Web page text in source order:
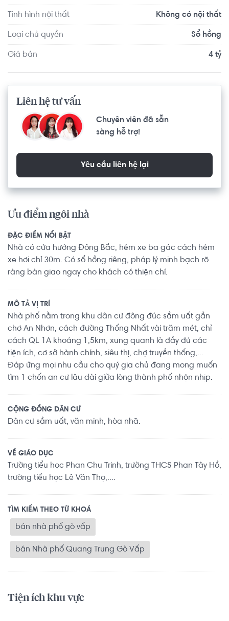
Tình hình nội thất Không có nội thất
Loại chủ quyền Sổ hồng
Giá bán 4 tỷ
Liên hệ tư vấn
Chuyên viên đã sẵn
sàng hỗ trợ!
Yêu cầu liên hệ lại
Ưu điểm ngôi nhà
ĐẶC ĐIỂM NỔI BẬT
Nhà có cửa hướng Đông Bắc, hẻm xe ba gác cách hẻm
xe hơi chỉ 30m. Có sổ hồng riêng, pháp lý minh bạch rõ
ràng bàn giao ngay cho khách có thiện chí.
MÔ TẢ VỊ TRÍ
Nhà phố nằm trong khu dân cư đông đúc sầm uất gần
chợ An Nhơn, cách đường Thống Nhất vài trăm mét, chỉ
cách QL 1A khoảng 1,5km, xung quanh là đầy đủ các
tiện ích, cơ sở hành chính, siêu thị, chợ truyền thống,...
Đáp ứng mọi nhu cầu cho quý gia chủ đang mong muốn
tìm 1 chốn an cư lâu dài giữa lòng thành phố nhộn nhịp.
CỘNG ĐỒNG DÂN CƯ
Dân cư sầm uất, văn minh, hòa nhã.
VỀ GIÁO DỤC
Trường tiểu học Phan Chu Trinh, trường THCS Phan Tây Hồ,
trường tiểu học Lê Văn Thọ,....
TÌM KIẾM THEO TỪ KHOÁ
bán nhà phố gò vấp
bán Nhà phố Quang Trung Gò Vấp
Tiện ích khu vực